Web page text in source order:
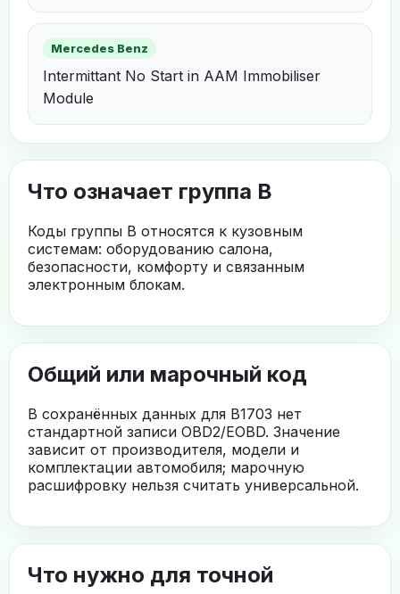
Mercedes Benz
Intermittant No Start in AAM Immobiliser
Module
Что означает группа B
Коды группы B относятся к кузовным
системам: оборудованию салона,
безопасности, комфорту и связанным
электронным блокам.
Общий или марочный код
В сохранённых данных для B1703 нет
стандартной записи OBD2/EOBD. Значение
зависит от производителя, модели и
комплектации автомобиля; марочную
расшифровку нельзя считать универсальной.
Что нужно для точной